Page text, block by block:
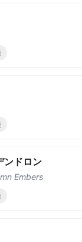
ンドロン
Embers